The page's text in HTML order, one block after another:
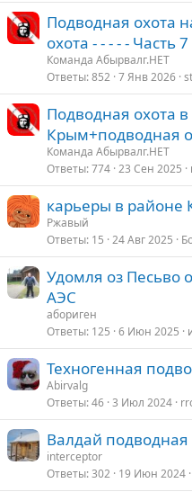
Подводная охота
охота - - - - - Часть 7
Команда Абырвалг.НЕТ
Ответы 852 7 Янв 2026
Подводная охота
Крым+подводная
Команда Абырвалг.НЕТ
Ответы 774 23 Сен 2025
карьеры в районе
Ржавый
Ответы 15 24 Авг 2025
Удомля оз Песьво
АЭС
абориген
Ответы 125 6 Июн 2025
Техногенная
Abirvalg
Ответы 46 3 Июл 2024
Валдай подводная
interceptor
Ответы 302 19 Июн 2024